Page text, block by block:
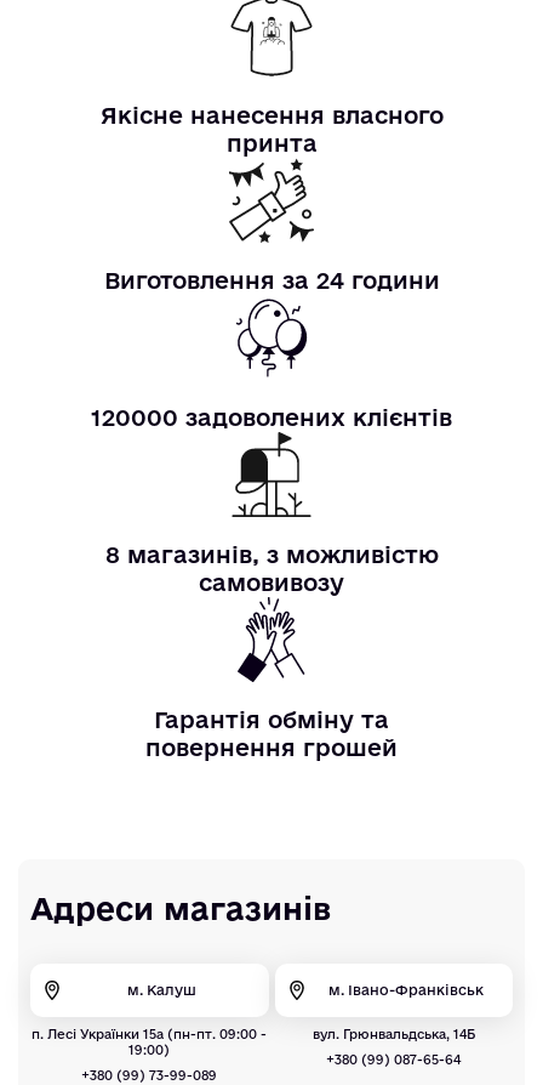
Якісне нанесення власного
принта
Виготовлення за 24 години
120000 задоволених клієнтів
8 магазинів, з можливістю
самовивозу
Гарантія обміну та
повернення грошей
Адреси магазинів
м. Калуш
п. Лесі Українки 15а (пн-пт. 09:00 -
19:00)
+380 (99) 73-99-089
м. Івано-Франківськ
вул. Грюнвальдська, 14Б
+380 (99) 087-65-64